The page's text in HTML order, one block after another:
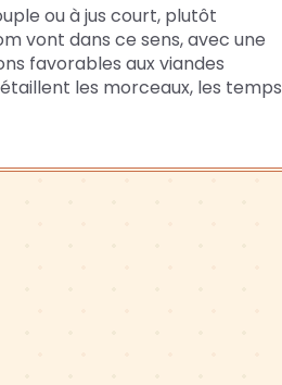
ou à jus court, plutôt
vont dans ce sens, avec une
favorables aux viandes
les morceaux, les temps